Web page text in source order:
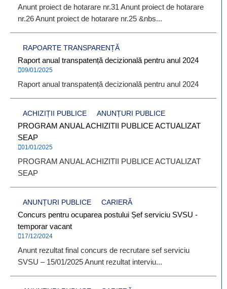
Anunt proiect de hotarare nr.31 Anunt proiect de hotarare
nr.26 Anunt proiect de hotarare nr.25 &nbs...
RAPOARTE TRANSPARENȚĂ
Raport anual transpatență decizională pentru anul 2024
09/01/2025
Raport anual transpatență decizională pentru anul 2024
ACHIZIȚII PUBLICE
ANUNȚURI PUBLICE
PROGRAM ANUAL ACHIZITII PUBLICE ACTUALIZAT
SEAP
01/01/2025
PROGRAM ANUAL ACHIZITII PUBLICE ACTUALIZAT
SEAP
ANUNȚURI PUBLICE
CARIERĂ
Concurs pentru ocuparea postului Șef serviciu SVSU -
temporar vacant
17/12/2024
Anunt rezultat final concurs de recrutare sef serviciu
SVSU – 15/01/2025 Anunt rezultat interviu...